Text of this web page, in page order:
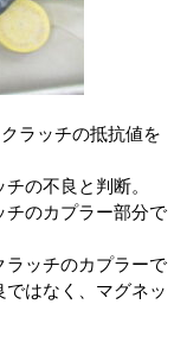
ラッチの抵抗値を
の不良と判断。
チのカプラー部分で
ラッチのカプラーで
はなく、マグネッ